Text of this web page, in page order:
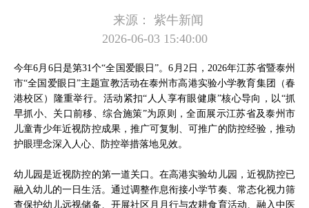
来源：
紫牛新闻
2026-06-03 15:40:00
今年6月6日是第31个“全国爱眼日”。6月2日，2026年江苏省暨泰州
市“全国爱眼日”主题宣教活动在泰州市高港实验小学教育集团（春
港校区）隆重举行。活动紧扣“人人享有眼健康”核心导向，以“抓
早抓小、关口前移、综合施策”为原则，全面展示江苏省及泰州市
儿童青少年近视防控成果，推广可复制、可推广的防控经验，推动
护眼理念深入人心、防控举措落地见效。
幼儿园是近视防控的第一道关口。在高港实验幼儿园，近视防控已
融入幼儿的一日生活。通过调整作息衔接小学节奏、常态化视力筛
查保护幼儿远视储备、开展社区月月行与农耕食育活动、融入中医